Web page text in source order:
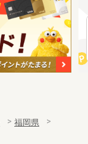
福岡県